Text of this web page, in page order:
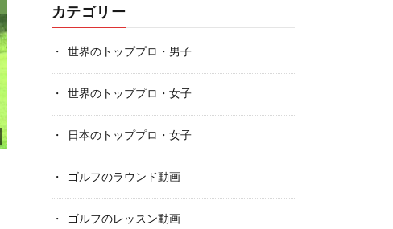
カテゴリー
世界のトッププロ・男子
世界のトッププロ・女子
日本のトッププロ・女子
ゴルフのラウンド動画
ゴルフのレッスン動画